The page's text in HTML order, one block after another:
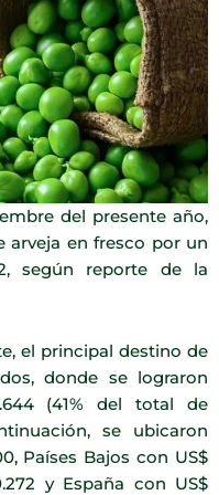
del presente año,
arveja en fresco por un
según reporte de la
el principal destino de
donde se lograron
(41% del total de
se ubicaron
Países Bajos con US$
y España con US$